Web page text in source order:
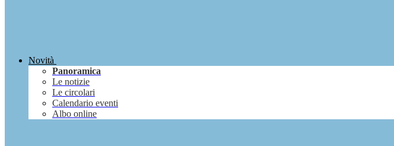
Novità
Panoramica
Le notizie
Le circolari
Calendario eventi
Albo online